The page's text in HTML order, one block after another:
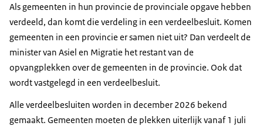
Als gemeenten in hun provincie de provinciale opgave hebben
verdeeld, dan komt die verdeling in een verdeelbesluit. Komen
gemeenten in een provincie er samen niet uit? Dan verdeelt de
minister van Asiel en Migratie het restant van de
opvangplekken over de gemeenten in de provincie. Ook dat
wordt vastgelegd in een verdeelbesluit.
Alle verdeelbesluiten worden in december 2026 bekend
gemaakt. Gemeenten moeten de plekken uiterlijk vanaf 1 juli